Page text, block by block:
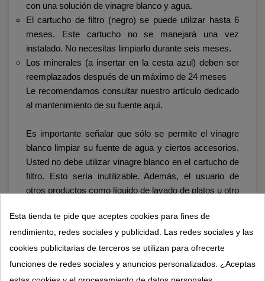
con una solución de vinagre blanco y agua.
El cartucho de filtro (negro) se puede utilizar hasta 6
meses. Este cartucho no se manejará una vez
instalado. No necesitas limpiarlo durante seis meses.
Los minerales (a insertar en la cesta azul) deben ser
reemplazados después de un máximo de 24 meses
Le recomendamos consultar nuestro artículo dedicado
al mantenimiento de su fuente aquí.
Es importante señalar que sólo se permite el vinagre
blanco limpiar su fuente de agua y ciertos accesorios.
Usted no debe utilizar vinagre blanco en el cartucho de
filtro. Esto sería inutilizable. Además, el usuario de
otros productos como líquido de lavado de platos u otro
Al cambiar un filtro de fuente Eva que otros no
requieren renovación.
Ofrecemos diferentes kits de carga rentables:
Esta tienda te pide que aceptes cookies para fines de
rendimiento, redes sociales y publicidad. Las redes sociales y las
cookies publicitarias de terceros se utilizan para ofrecerte
funciones de redes sociales y anuncios personalizados. ¿Aceptas